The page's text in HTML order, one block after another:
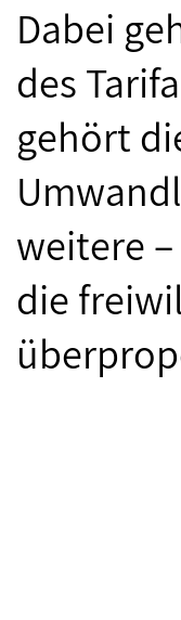
Dabei
des
gehört
weitere
die